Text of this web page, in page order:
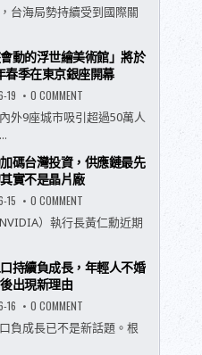
機
頻
身
台
海
之
球
科
頭
為
何
加
碼
台海局勢持續受到國際關
會動的浮世繪美術館」將於
春季在東京銀座開幕
19 0 COMMENTON
座
會
浮
世
繪
美
術
將
於
春
季
銀
座
外9座城市吸引超過50萬人
碼台灣投資，供應鏈最先
實不是晶片廠
15 0 COMMENTON
仁
勳
台
灣
供
鏈
最
）執行長黃仁勳近期
持續負成長，年輕人不婚
出現新理由
16 0 COMMENTON
灣
人
負成長已不是新話題。根